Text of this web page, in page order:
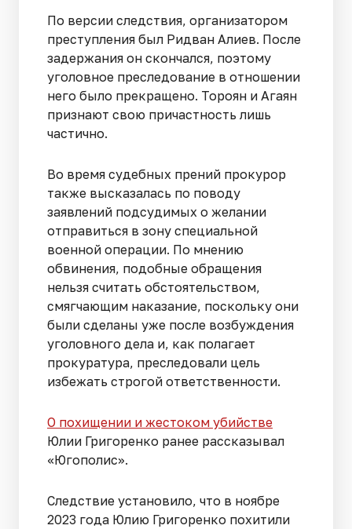
По версии следствия, организатором
преступления был Ридван Алиев. После
задержания он скончался, поэтому
уголовное преследование в отношении
него было прекращено. Тороян и Агаян
признают свою причастность лишь
частично.
Во время судебных прений прокурор
также высказалась по поводу
заявлений подсудимых о желании
отправиться в зону специальной
военной операции. По мнению
обвинения, подобные обращения
нельзя считать обстоятельством,
смягчающим наказание, поскольку они
были сделаны уже после возбуждения
уголовного дела и, как полагает
прокуратура, преследовали цель
избежать строгой ответственности.
О похищении и жестоком убийстве
Юлии Григоренко ранее рассказывал
«Югополис».
Следствие установило, что в ноябре
2023 года Юлию Григоренко похитили